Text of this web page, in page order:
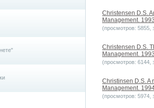
Christensen D.S.
Management.
(просмотров: 5855,
Christensen D.S.
Management.
(просмотров: 6144,
Christinsen D.S. A
Management.
(просмотров: 5974,